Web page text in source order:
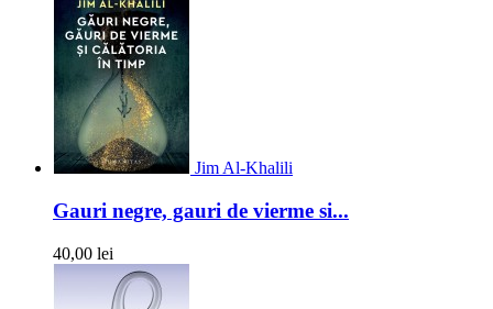
Jim Al-Khalili
Gauri negre, gauri de vierme si...
40,00 lei